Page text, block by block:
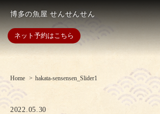
博多の魚屋 せんせんせん
ネット予約はこちら
Home hakata-sensensen_Slider1
2022.05.30